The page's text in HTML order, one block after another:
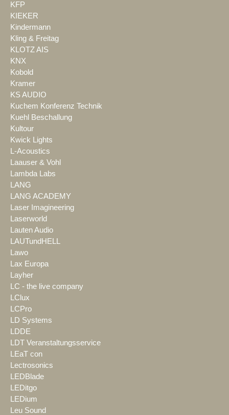
KFP
KIEKER
Kindermann
Kling & Freitag
KLOTZ AIS
KNX
Kobold
Kramer
KS AUDIO
Kuchem Konferenz Technik
Kuehl Beschallung
Kultour
Kwick Lights
L-Acoustics
Laauser & Vohl
Lambda Labs
LANG
LANG ACADEMY
Laser Imagineering
Laserworld
Lauten Audio
LAUTundHELL
Lawo
Lax Europa
Layher
LC - the live company
LClux
LCPro
LD Systems
LDDE
LDT Veranstaltungsservice
LEaT con
Lectrosonics
LEDBlade
LEDitgo
LEDium
Leu Sound